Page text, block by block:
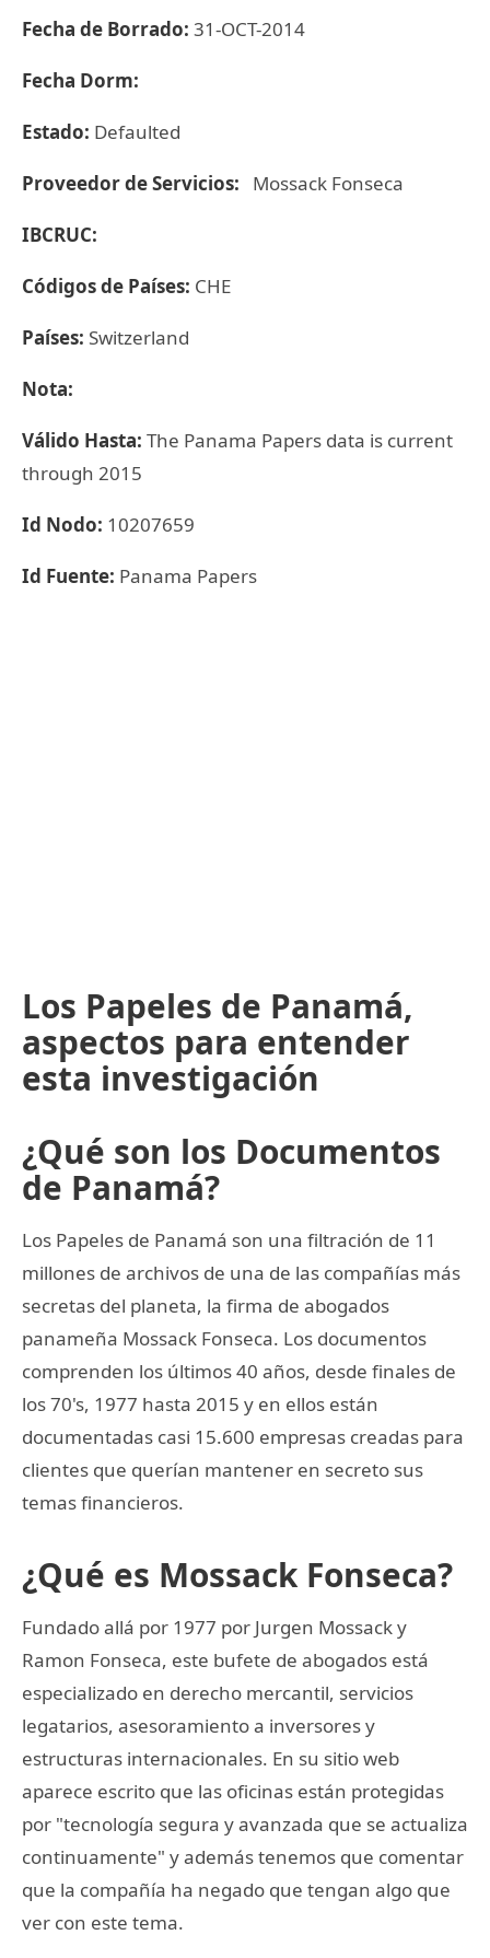
Fecha de Borrado: 31-OCT-2014
Fecha Dorm:
Estado: Defaulted
Proveedor de Servicios: Mossack Fonseca
IBCRUC:
Códigos de Países: CHE
Países: Switzerland
Nota:
Válido Hasta: The Panama Papers data is current
through 2015
Id Nodo: 10207659
Id Fuente: Panama Papers
Los Papeles de Panamá,
aspectos para entender
esta investigación
¿Qué son los Documentos
de Panamá?
Los Papeles de Panamá son una filtración de 11
millones de archivos de una de las compañías más
secretas del planeta, la firma de abogados
panameña Mossack Fonseca. Los documentos
comprenden los últimos 40 años, desde finales de
los 70's, 1977 hasta 2015 y en ellos están
documentadas casi 15.600 empresas creadas para
clientes que querían mantener en secreto sus
temas financieros.
¿Qué es Mossack Fonseca?
Fundado allá por 1977 por Jurgen Mossack y
Ramon Fonseca, este bufete de abogados está
especializado en derecho mercantil, servicios
legatarios, asesoramiento a inversores y
estructuras internacionales. En su sitio web
aparece escrito que las oficinas están protegidas
por "tecnología segura y avanzada que se actualiza
continuamente" y además tenemos que comentar
que la compañía ha negado que tengan algo que
ver con este tema.